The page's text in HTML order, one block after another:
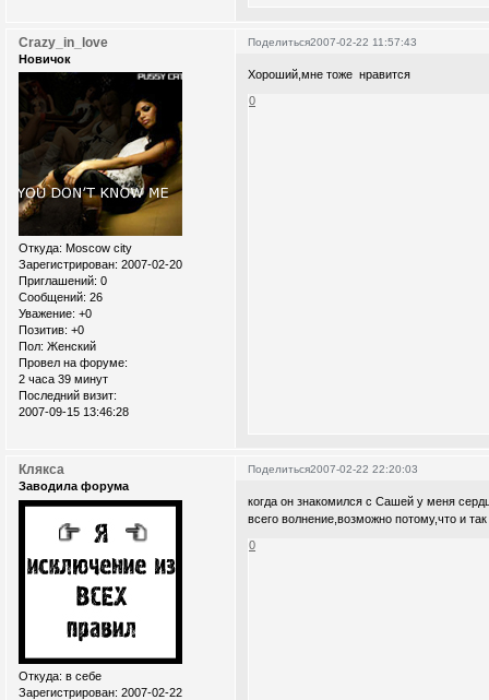
Поделиться2007-02-22 11:57:43
Crazy_in_love
Новичок
Откуда: Moscow city
Зарегистрирован: 2007-02-20
Приглашений: 0
Сообщений: 26
Уважение: +0
Позитив: +0
Пол: Женский
Провел на форуме:
2 часа 39 минут
Последний визит:
2007-09-15 13:46:28
Хороший,мне тоже нравится
0
Поделиться2007-02-22 22:20:03
Клякса
Заводила форума
Откуда: в себе
Зарегистрирован: 2007-02-22
когда он знакомился с Сашей у меня
всего волнение,возможно потому,что и
0